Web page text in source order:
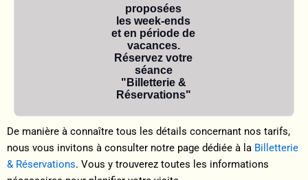
proposées
les week-ends
et en période de
vacances.
Réservez votre
séance
"Billetterie &
Réservations"
De manière à connaître tous les détails concernant nos tarifs,
nous vous invitons à consulter notre page dédiée à la Billetterie
& Réservations. Vous y trouverez toutes les informations